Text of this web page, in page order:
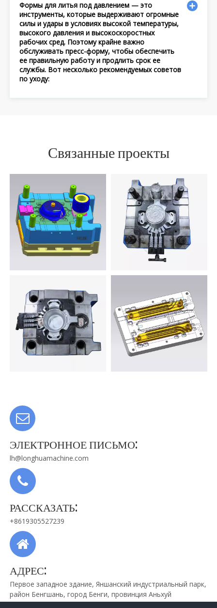
Формы для литья под давлением — это
инструменты, которые выдерживают огромные
силы и удары в условиях высокой температуры,
высокого давления и высокоскоростных
рабочих сред. Поэтому крайне важно
обслуживать пресс-форму, чтобы обеспечить
ее правильную работу и продлить срок ее
службы. Вот несколько рекомендуемых советов
по уходу:
Связанные проекты
ЭЛЕКТРОННОЕ ПИСЬМО:
lh@longhuamachine.com
РАССКАЗАТЬ:
+8619305527239
АДРЕС:
Первое западное здание, Яншанский индустриальный парк,
район Бенгшань, город Бенги, провинция Аньхуй